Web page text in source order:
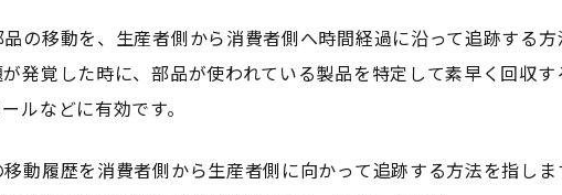
の移動を、生産者側から消費者側へ時間経過に沿って追跡する方
発覚した時に、部品が使われている製品を特定して素早く回収す
ルなどに有効です。
動履歴を消費者側から生産者側に向かって追跡する方法を指しま